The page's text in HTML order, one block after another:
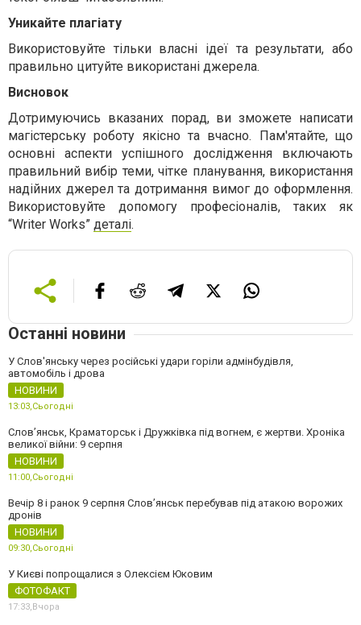
Уникайте плагіату
Використовуйте тільки власні ідеї та результати, або
правильно цитуйте використані джерела.
Висновок
Дотримуючись вказаних порад, ви зможете написати
магістерську роботу якісно та вчасно. Пам'ятайте, що
основні аспекти успішного дослідження включають
правильний вибір теми, чітке планування, використання
надійних джерел та дотримання вимог до оформлення.
Використовуйте допомогу професіоналів, таких як
“Writer Works” деталі.
Останні новини
У Слов'янську через російські удари горіли адмінбудівля,
автомобіль і дрова
НОВИНИ
13:03,Сьогодні
Слов’янськ, Краматорськ і Дружківка під вогнем, є жертви. Хроніка
великої війни: 9 серпня
НОВИНИ
11:00,Сьогодні
Вечір 8 і ранок 9 серпня Слов’янськ перебував під атакою ворожих
дронів
НОВИНИ
09:30,Сьогодні
У Києві попрощалися з Олексієм Юковим
ФОТОФАКТ
17:33,Вчора